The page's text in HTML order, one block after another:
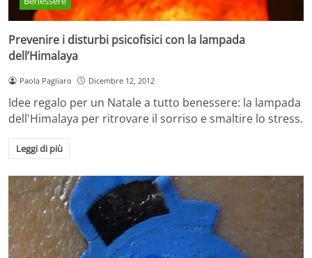
Prevenire i disturbi psicofisici con la lampada
dell’Himalaya
Paola Pagliaro Dicembre 12, 2012
Idee regalo per un Natale a tutto benessere: la lampada
dell'Himalaya per ritrovare il sorriso e smaltire lo stress.
Leggi di più